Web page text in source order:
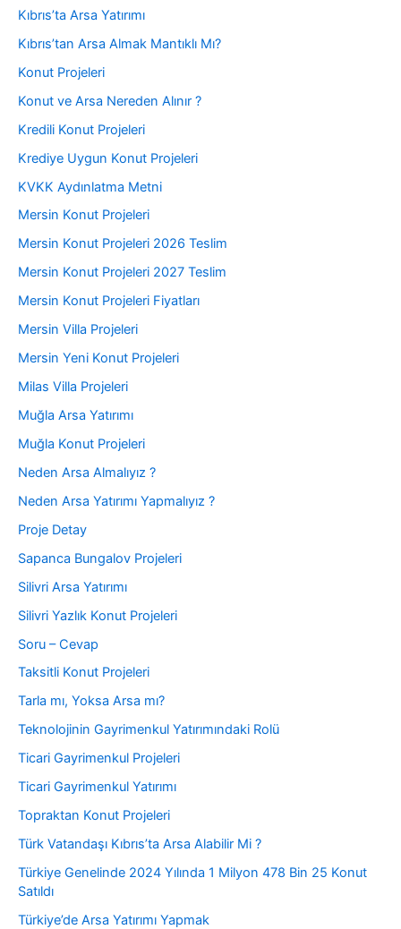
Kıbrıs’ta Arsa Yatırımı
Kıbrıs’tan Arsa Almak Mantıklı Mı?
Konut Projeleri
Konut ve Arsa Nereden Alınır ?
Kredili Konut Projeleri
Krediye Uygun Konut Projeleri
KVKK Aydınlatma Metni
Mersin Konut Projeleri
Mersin Konut Projeleri 2026 Teslim
Mersin Konut Projeleri 2027 Teslim
Mersin Konut Projeleri Fiyatları
Mersin Villa Projeleri
Mersin Yeni Konut Projeleri
Milas Villa Projeleri
Muğla Arsa Yatırımı
Muğla Konut Projeleri
Neden Arsa Almalıyız ?
Neden Arsa Yatırımı Yapmalıyız ?
Proje Detay
Sapanca Bungalov Projeleri
Silivri Arsa Yatırımı
Silivri Yazlık Konut Projeleri
Soru – Cevap
Taksitli Konut Projeleri
Tarla mı, Yoksa Arsa mı?
Teknolojinin Gayrimenkul Yatırımındaki Rolü
Ticari Gayrimenkul Projeleri
Ticari Gayrimenkul Yatırımı
Topraktan Konut Projeleri
Türk Vatandaşı Kıbrıs’ta Arsa Alabilir Mi ?
Türkiye Genelinde 2024 Yılında 1 Milyon 478 Bin 25 Konut
Satıldı
Türkiye’de Arsa Yatırımı Yapmak